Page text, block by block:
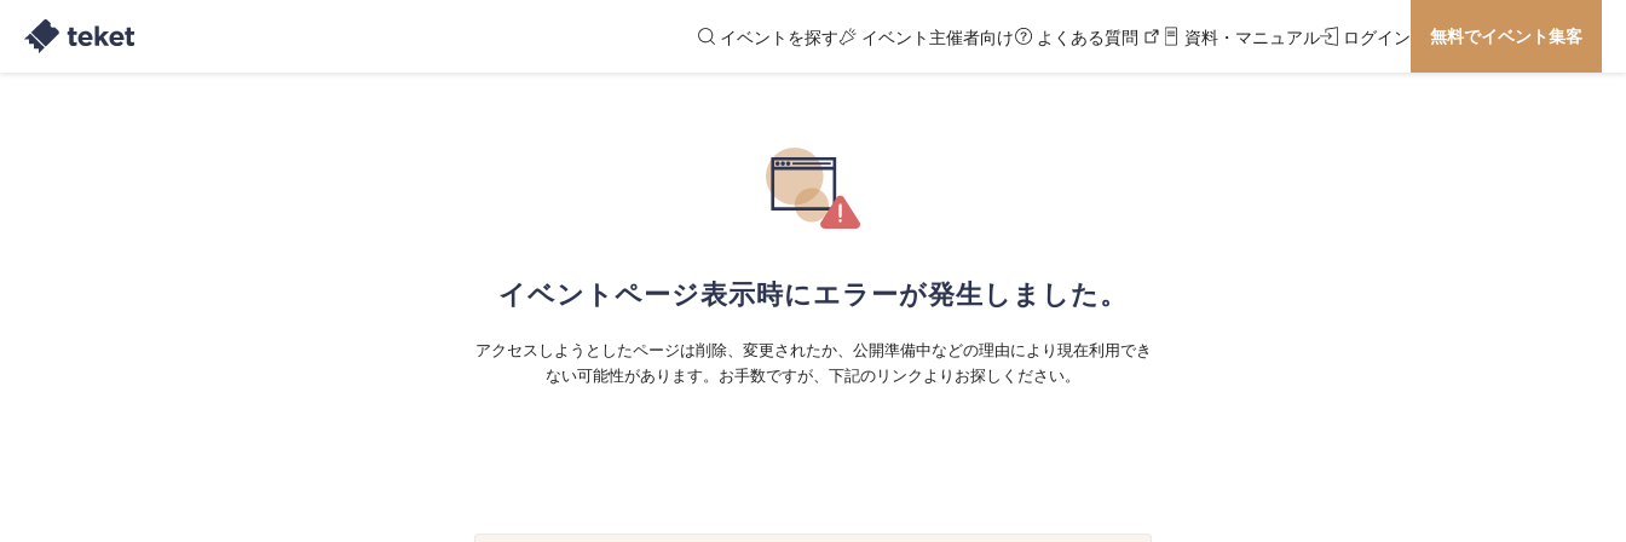
イベントを探す イベント主催者向け よくある質問 資料・マニュアル ログイン 無料でイベント集客
イベントページ表示時にエラーが発生しました。
アクセスしようとしたページは削除、変更されたか、公開準備中などの理由により現在利用でき
ない可能性があります。お手数ですが、下記のリンクよりお探しください。